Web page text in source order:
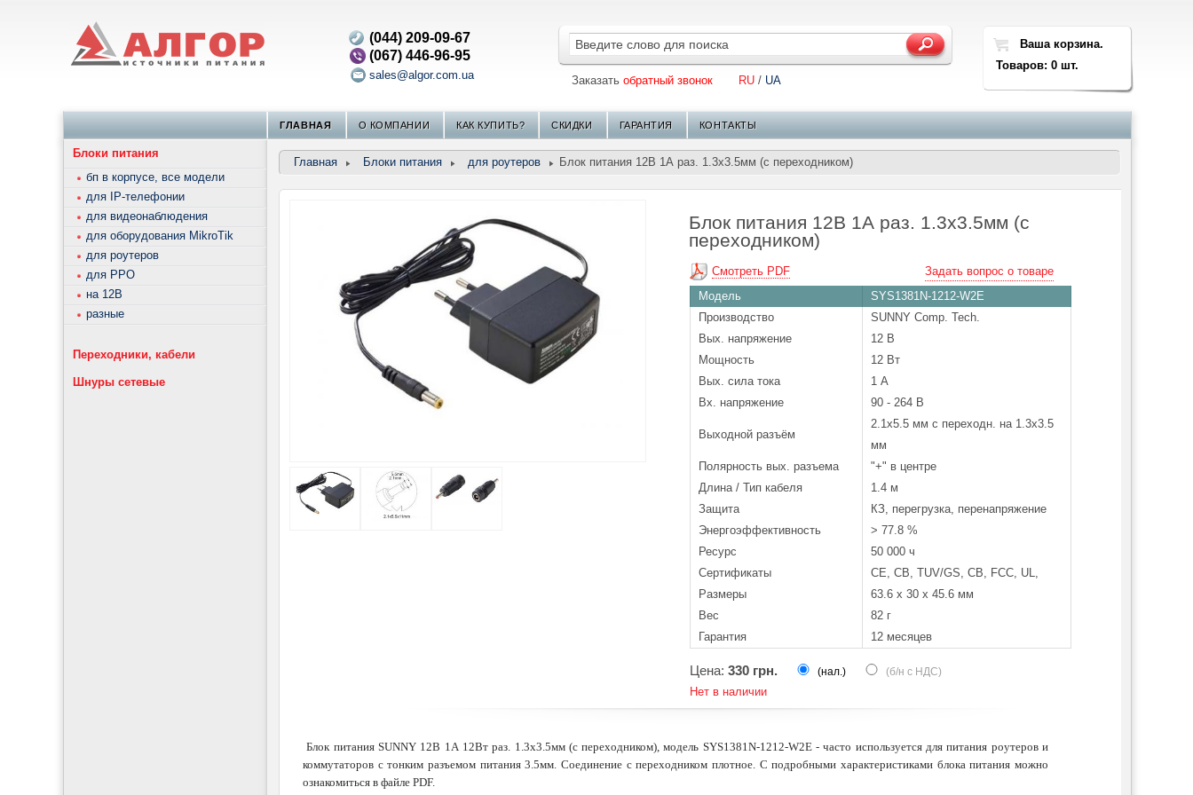
(044) 209-09-67
(067) 446-96-95
sales@algor.com.ua Заказать обратный звонок RU / UA
Ваша корзина.
Товаров: 0 шт.
ГЛАВНАЯ О КОМПАНИИ КАК КУПИТЬ? СКИДКИ ГАРАНТИЯ КОНТАКТЫ
Главная Блоки питания для роутеров Блок питания 12В 1А раз. 1.3х3.5мм (с переходником)
Блок питания 12В 1А раз. 1.3х3.5мм (с
переходником)
Смотреть PDF
Задать вопрос о товаре
Модель
SYS1381N-1212-W2E
Производство
SUNNY Comp. Tech.
Вых. напряжение
12 В
Мощность
12 Вт
Вых. сила тока
1 А
Вх. напряжение
90 - 264 В
Выходной разъём
2.1х5.5 мм с переходн. на 1.3х3.5
мм
Полярность вых. разъема
"+" в центре
Длина / Тип кабеля
1.4 м
Защита
КЗ, перегрузка, перенапряжение
Энергоэффективность
> 77.8 %
Ресурс
50 000 ч
Cертификаты
CE, CB, TUV/GS, CB, FCC, UL,
Размеры
63.6 х 30 х 45.6 мм
Вес
82 г
Гарантия
12 месяцев
Цена: 330 грн. (нал.) (б/н с НДС)
Нет в наличии
Блок питания SUNNY 12В 1А 12Вт раз. 1.3х3.5мм (с переходником), модель SYS1381N-1212-W2E - часто используется для питания роутеров и
коммутаторов с тонким разъемом питания 3.5мм. Соединение с переходником плотное. С подробными характеристиками блока питания можно
ознакомиться в файле PDF.
Блоки питания
бп в корпусе, все модели
для IP-телефонии
для видеонаблюдения
для оборудования MikroTik
для роутеров
для РРО
на 12В
разные
Переходники, кабели
Шнуры сетевые